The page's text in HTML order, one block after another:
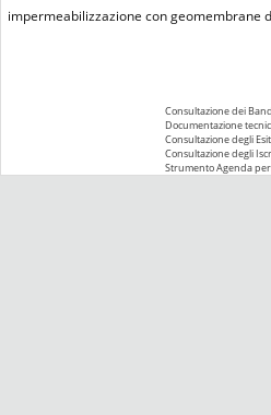
impermeabilizzazione con geomembrane
Consultazione dei
Documentazione
Consultazione degli
Consultazione degli
Strumento Agenda